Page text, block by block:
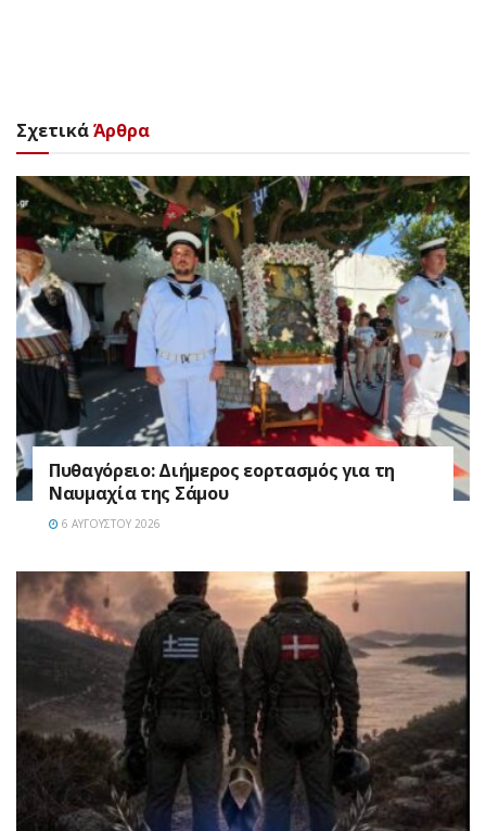
ΣχετικάΆρθρα
Πυθαγόρειο: Διήμερος εορτασμός για τη
Ναυμαχία της Σάμου
6 ΑΥΓΟΎΣΤΟΥ 2026